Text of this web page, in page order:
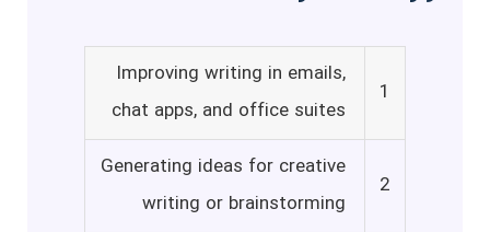
1
Improving writing in emails,
chat apps, and office suites
2
Generating ideas for creative
writing or brainstorming